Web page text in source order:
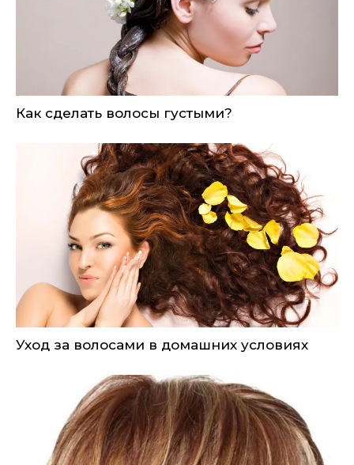
Как сделать волосы густыми?
Уход за волосами в домашних условиях